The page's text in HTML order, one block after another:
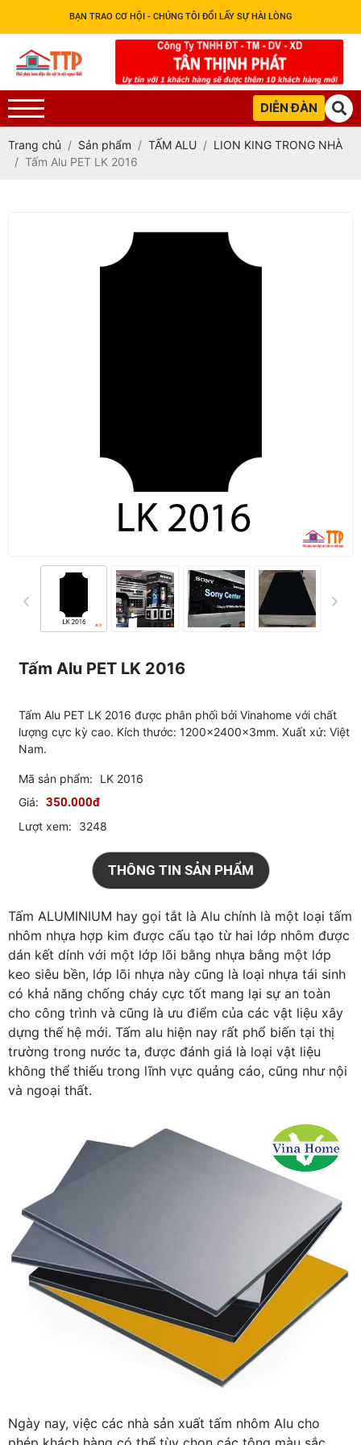
BẠN TRAO CƠ HỘI - CHÚNG TÔI ĐỔI LẤY SỰ HÀI LÒNG
DIỄN ĐÀN
Trang chủ Sản phẩm TẤM ALU
LION KING TRONG NHÀ
Tấm Alu PET LK 2016
Tấm Alu PET LK 2016
Tấm Alu PET LK 2016 được phân phối bởi Vinahome với chất
lượng cực kỳ cao. Kích thước: 1200x2400x3mm. Xuất xứ: Việt
Nam.
Mã sản phẩm:
LK 2016
Giá: 350.000đ
Lượt xem: 3248
THÔNG TIN SẢN PHẨM
Tấm ALUMINIUM hay gọi tắt là Alu chính là một loại tấm
nhôm nhựa hợp kim được cấu tạo từ hai lớp nhôm được
dán kết dính với một lớp lõi bằng nhựa bằng một lớp
keo siêu bền, lớp lõi nhựa này cũng là loại nhựa tái sinh
có khả năng chống cháy cực tốt mang lại sự an toàn
cho công trình và cũng là ưu điểm của các vật liệu xây
dựng thế hệ mới. Tấm alu hiện nay rất phổ biến tại thị
trường trong nước ta, được đánh giá là loại vật liệu
không thể thiếu trong lĩnh vực quảng cáo, cũng như nội
và ngoại thất.
Ngày nay, việc các nhà sản xuất tấm nhôm Alu cho